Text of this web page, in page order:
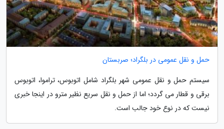
حمل و نقل عمومی در بلگراد؛ صربستان
سیستم حمل و نقل عمومی شهر بلگراد شامل اتوبوس، تراموا، اتوبوس
برقی و قطار می گردد؛ اما از حمل و نقل سریع نظیر مترو در اینجا خبری
نیست که در نوع خود جالب است.